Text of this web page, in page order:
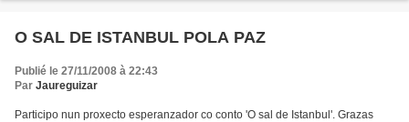
O SAL DE ISTANBUL POLA PAZ
Publié le 27/11/2008 à 22:43
Par Jaureguizar
Participo nun proxecto esperanzador co conto 'O sal de Istanbul'. Grazas